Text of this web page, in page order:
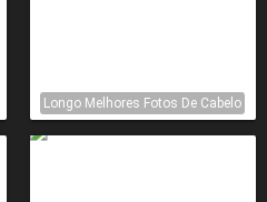
Longo Melhores Fotos De Cabelo